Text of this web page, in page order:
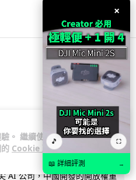
。 繼續使用
Cookie 政
模型 業界質疑安
AI 公司，中國開發的開放權重
×
🎵 ⛶
📖 詳細評測 →